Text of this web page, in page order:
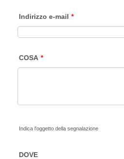
Indirizzo e-mail *
COSA *
Indica l'oggetto della segnalazione
DOVE